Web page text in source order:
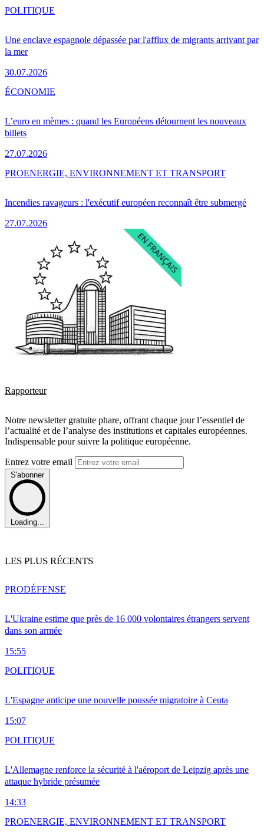
Une enclave espagnole dépassée par l'afflux de migrants arrivant par
la mer
30.07.2026
POLITIQUE
L’euro en mèmes : quand les Européens détournent les nouveaux
billets
27.07.2026
ÉCONOMIE
Incendies ravageurs : l'exécutif européen reconnaît être submergé
27.07.2026
PROENERGIE, ENVIRONNEMENT ET TRANSPORT
Rapporteur
Notre newsletter gratuite phare, offrant chaque jour l’essentiel de
l’actualité et de l’analyse des institutions et capitales européennes.
Indispensable pour suivre la politique européenne.
Entrez votre email
S'abonner
Loading...
LES PLUS RÉCENTS
L'Ukraine estime que près de 16 000 volontaires étrangers servent
dans son armée
15:55
PRODÉFENSE
L'Espagne anticipe une nouvelle poussée migratoire à Ceuta
15:07
POLITIQUE
L'Allemagne renforce la sécurité à l'aéroport de Leipzig après une
attaque hybride présumée
14:33
POLITIQUE
PROENERGIE, ENVIRONNEMENT ET TRANSPORT